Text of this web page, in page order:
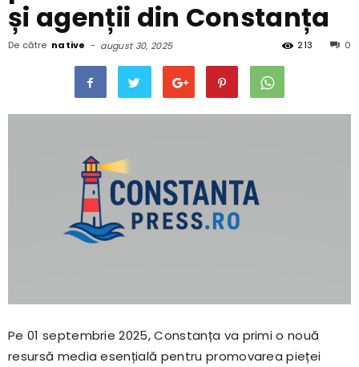
și agenții din Constanța
De către native - august 30, 2025 0
213
Pe 01 septembrie 2025, Constanța va primi o nouă
resursă media esențială pentru promovarea pieței